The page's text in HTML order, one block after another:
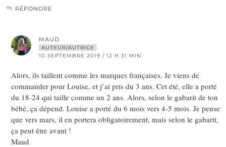
RÉPONDRE
MAUD
AUTEUR/AUTRICE
10 SEPTEMBRE 2019 / 12 H 31 MIN
Alors, ils taillent comme les marques françaises. Je viens de
commander pour Louise, et j’ai pris du 3 ans. Cet été, elle a porté
du 18-24 qui taille comme un 2 ans. Alors, selon le gabarit de ton
bébé, ça dépend. Louise a porté du 6 mois vers 4-5 mois. Je pense
que vers mars, il en portera obligatoirement, mais selon le gabarit,
ça peut être avant !
Maud